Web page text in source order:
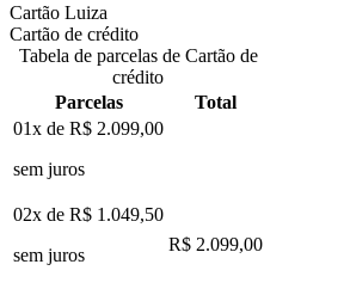
Cartão Luiza
Cartão de crédito
Tabela de parcelas de Cartão de
crédito
Parcelas
Total
01x de R$ 2.099,00
sem juros
02x de R$ 1.049,50
sem juros
R$ 2.099,00